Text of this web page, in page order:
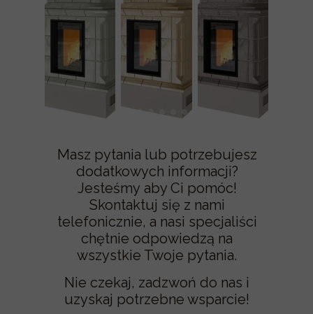
Masz pytania lub potrzebujesz
dodatkowych informacji?
Jesteśmy aby Ci pomóc!
Skontaktuj się z nami
telefonicznie, a nasi specjaliści
chętnie odpowiedzą na
wszystkie Twoje pytania.
Nie czekaj, zadzwoń do nas i
uzyskaj potrzebne wsparcie!